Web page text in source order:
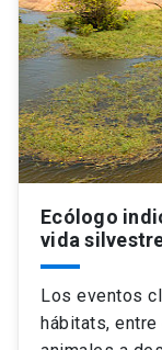
Ecólogo
vida
Los eventos
hábitats,